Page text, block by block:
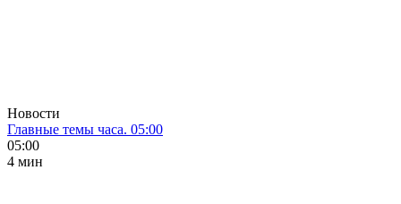
Новости
Главные темы часа. 05:00
05:00
4 мин